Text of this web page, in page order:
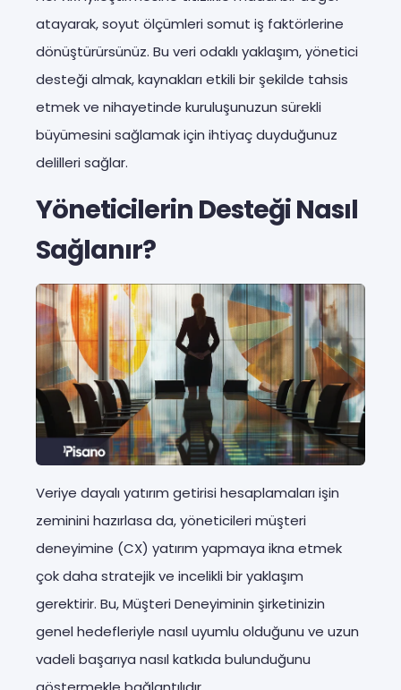
atayarak, soyut ölçümleri somut iş faktörlerine
dönüştürürsünüz. Bu veri odaklı yaklaşım, yönetici
desteği almak, kaynakları etkili bir şekilde tahsis
etmek ve nihayetinde kuruluşunuzun sürekli
büyümesini sağlamak için ihtiyaç duyduğunuz
delilleri sağlar.
Yöneticilerin Desteği Nasıl
Sağlanır?
Veriye dayalı yatırım getirisi hesaplamaları işin
zeminini hazırlasa da, yöneticileri müşteri
deneyimine (CX) yatırım yapmaya ikna etmek
çok daha stratejik ve incelikli bir yaklaşım
gerektirir. Bu, Müşteri Deneyiminin şirketinizin
genel hedefleriyle nasıl uyumlu olduğunu ve uzun
vadeli başarıya nasıl katkıda bulunduğunu